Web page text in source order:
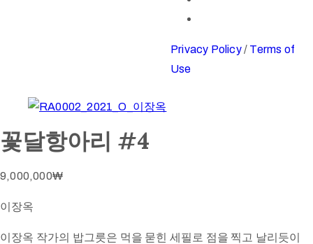
Privacy Policy/ Terms of
Use
꽃달항아리 #4
9,000,000₩
이장옥
이장옥 작가의 밥그릇은 먹을 묻힌 세필로 점을 찍고 날리듯이